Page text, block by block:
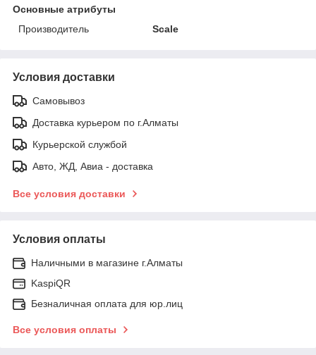
Основные атрибуты
Производитель
Scale
Условия доставки
Самовывоз
Доставка курьером по г.Алматы
Курьерской службой
Авто, ЖД, Авиа - доставка
Все условия доставки
Условия оплаты
Наличными в магазине г.Алматы
KaspiQR
Безналичная оплата для юр.лиц
Все условия оплаты